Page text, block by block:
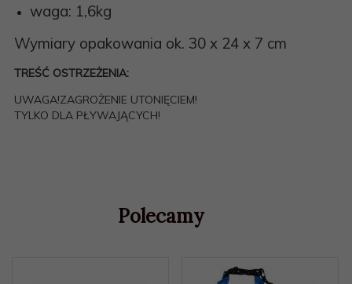
waga: 1,6kg
Wymiary opakowania ok. 30 x 24 x 7 cm
TREŚĆ OSTRZEŻENIA:
UWAGA!ZAGROŻENIE UTONIĘCIEM!
TYLKO DLA PŁYWAJĄCYCH!
Polecamy